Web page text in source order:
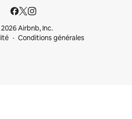
Airbnb, Inc.
Conditions générales